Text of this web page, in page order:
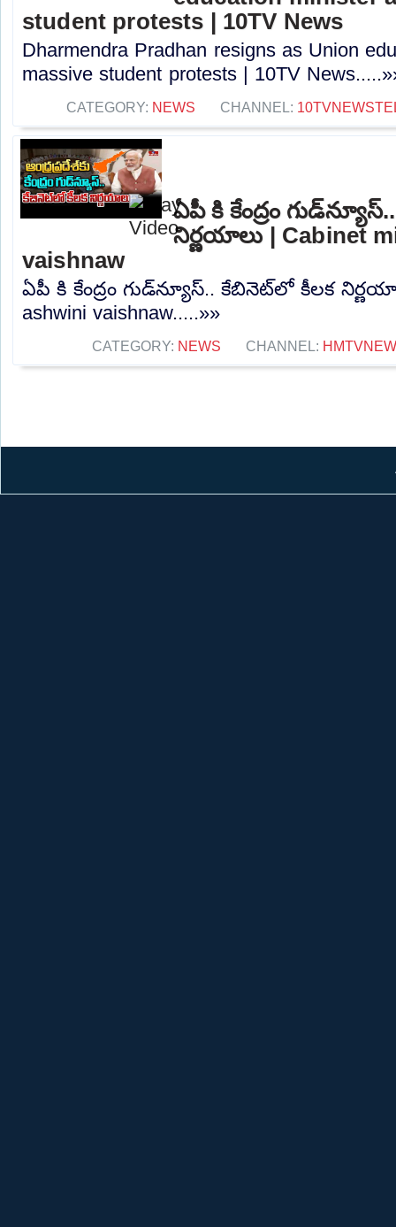
student protests | 10TV News
Dharmendra Pradhan resigns as Union
massive student protests | 10TV
CATEGORY: NEWS CHANNEL:
ఏపీ కి కేంద్రం
నిర్ణయాలు | Cabinet
vaishnaw
ఏపీ కి కేంద్రం గుడ్‌న్యూస్.. కేబినెట్‌లో కీలక
ashwini vaishnaw.....»»
CATEGORY: NEWS CHANNEL: